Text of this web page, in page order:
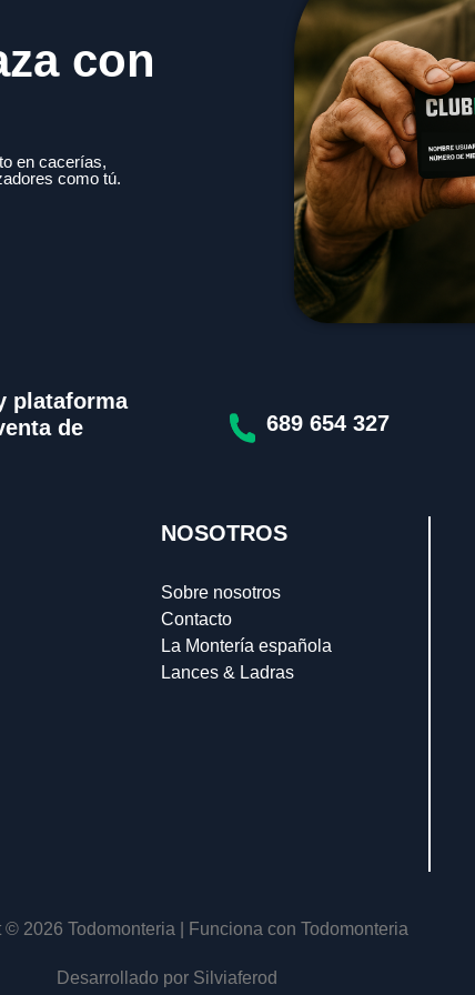
con
en cacerías,
como tú.
plataforma
de
689 654 327
NOSOTROS
Sobre nosotros
Contacto
La Montería española
Lances & Ladras
© 2026 Todomonteria | Funciona con Todomonteria
Desarrollado por Silviaferod